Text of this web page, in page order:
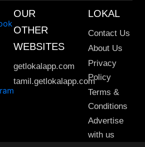
OUR
OTHER
WEBSITES
getlokalapp.com
tamil.getlokalapp.com
LOKAL
Contact Us
About Us
Privacy
Policy
Terms &
Conditions
Advertise
with us